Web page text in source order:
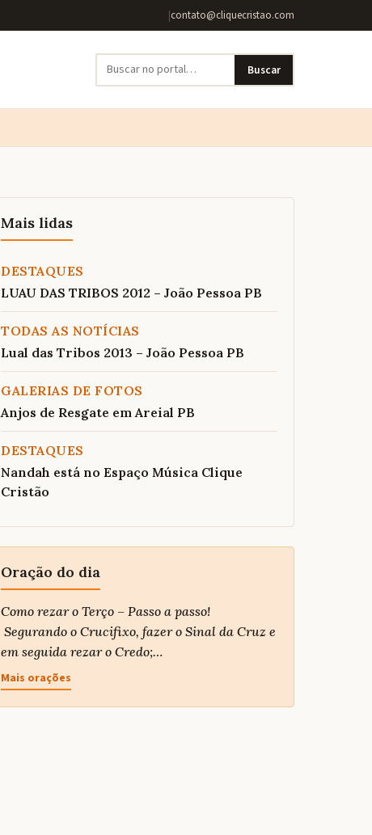
|contato@cliquecristao.com
Buscar
Mais lidas
DESTAQUES
LUAU DAS TRIBOS 2012 – João Pessoa PB
TODAS AS NOTÍCIAS
Lual das Tribos 2013 – João Pessoa PB
GALERIAS DE FOTOS
Anjos de Resgate em Areial PB
DESTAQUES
Nandah está no Espaço Música Clique
Cristão
Oração do dia
Como rezar o Terço – Passo a passo!
Segurando o Crucifixo, fazer o Sinal da Cruz e
em seguida rezar o Credo;…
Mais orações